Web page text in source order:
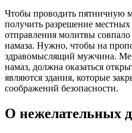
Чтобы проводить пятничную
получить разрешение
отправления молитвы
намаза. Нужно, чтобы на
здравомыслящий мужчина.
намаз, должна оказаться
являются здания, которые
соображений безопасности.
О нежелательных